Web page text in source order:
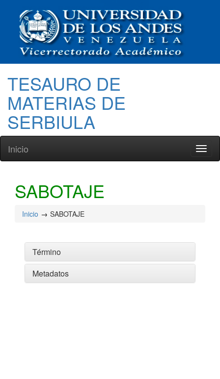
TESAURO DE
MATERIAS DE
SERBIULA
Inicio
SABOTAJE
Inicio SABOTAJE
Término
Metadatos